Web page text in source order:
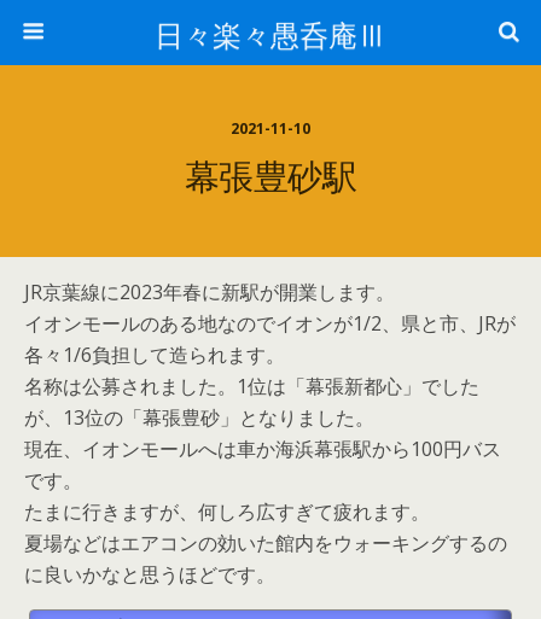
日々楽々愚呑庵Ⅲ
2021-11-10
幕張豊砂駅
JR京葉線に2023年春に新駅が開業します。
イオンモールのある地なのでイオンが1/2、県と市、JRが
各々1/6負担して造られます。
名称は公募されました。1位は「幕張新都心」でした
が、13位の「幕張豊砂」となりました。
現在、イオンモールへは車か海浜幕張駅から100円バス
です。
たまに行きますが、何しろ広すぎて疲れます。
夏場などはエアコンの効いた館内をウォーキングするの
に良いかなと思うほどです。